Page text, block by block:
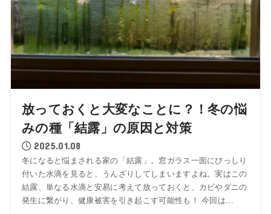
放っておくと大変なことに？！冬の悩
みの種「結露」の原因と対策
2025.01.08
冬になると悩まされる家の「結露」。窓ガラス一面にびっしり
付いた水滴を見ると、うんざりしてしまいますよね。実はこの
結露、単なる水滴と安易に考えて放っておくと、カビやダニの
発生に繋がり、健康被害を引き起こす可能性も！ 今回は...